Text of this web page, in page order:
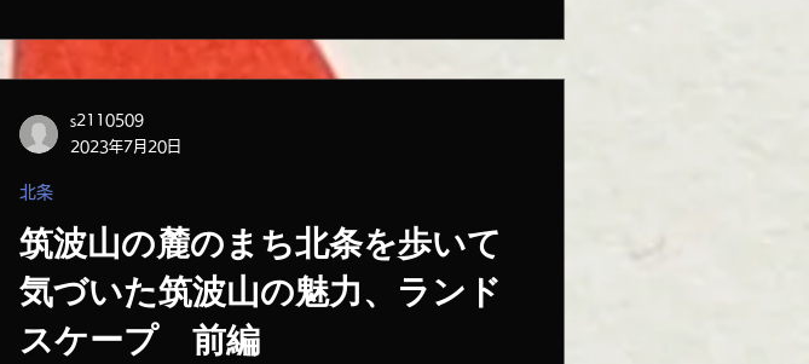
筑波山の麓のまち北条を歩いて
気づいた筑波山の魅力、ランド
スケープ 前編
北条
s2110509
2023年7月20日